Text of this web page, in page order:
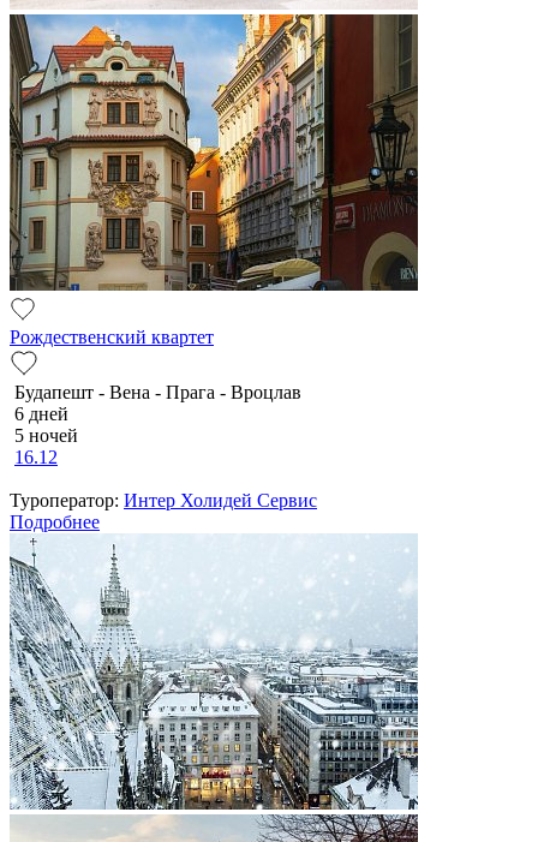
Рождественский квартет
Будапешт - Вена - Прага - Вроцлав
6 дней
5 ночей
16.12
Туроператор: Интер Холидей Сервис
Подробнее